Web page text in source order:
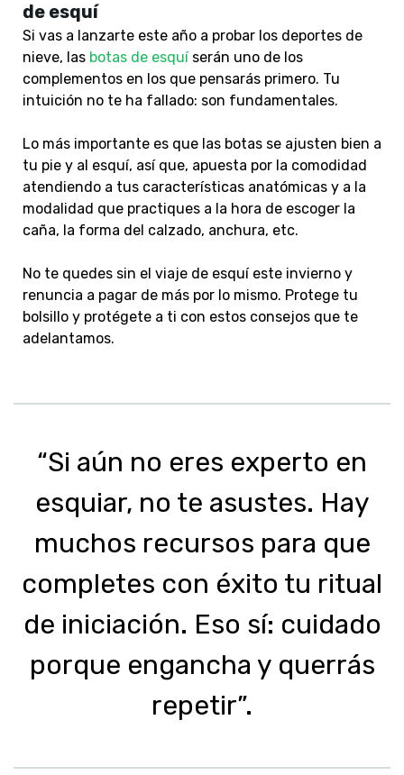
de esquí
Si vas a lanzarte este año a probar los deportes de
nieve, las botas de esquíserán uno de los
complementos en los que pensarás primero. Tu
intuición no te ha fallado: son fundamentales.
Lo más importante es que las botas se ajusten bien a
tu pie y al esquí, así que, apuesta por la comodidad
atendiendo a tus características anatómicas y a la
modalidad que practiques a la hora de escoger la
caña, la forma del calzado, anchura, etc.
No te quedes sin el viaje de esquí este invierno y
renuncia a pagar de más por lo mismo. Protege tu
bolsillo y protégete a ti con estos consejos que te
adelantamos.
“Si aún no eres experto en
esquiar, no te asustes. Hay
muchos recursos para que
completes con éxito tu ritual
de iniciación. Eso sí: cuidado
porque engancha y querrás
repetir”.